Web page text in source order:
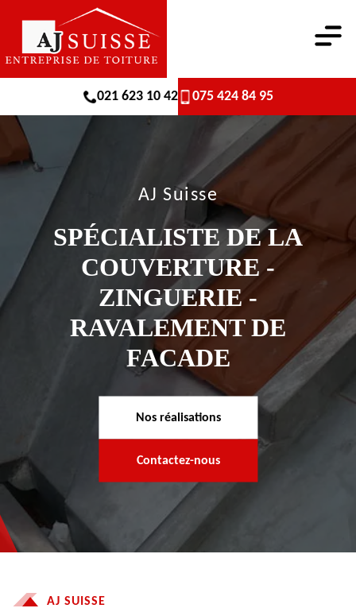
021 623 10 42 075 424 84 95
AJ Suisse
SPÉCIALISTE DE LA
COUVERTURE -
ZINGUERIE -
RAVALEMENT DE
FACADE
Nos réalisations
Contactez-nous
AJ SUISSE